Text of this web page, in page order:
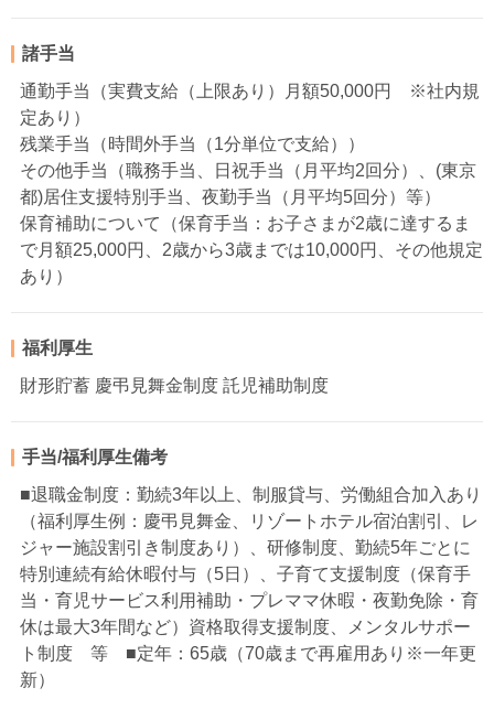
諸手当
通勤手当（実費支給（上限あり）月額50,000円 ※社内規
定あり）
残業手当（時間外手当（1分単位で支給））
その他手当（職務手当、日祝手当（月平均2回分）、(東京
都)居住支援特別手当、夜勤手当（月平均5回分）等）
保育補助について（保育手当：お子さまが2歳に達するま
で月額25,000円、2歳から3歳までは10,000円、その他規定
あり）
福利厚生
財形貯蓄 慶弔見舞金制度 託児補助制度
手当/福利厚生備考
■退職金制度：勤続3年以上、制服貸与、労働組合加入あり
（福利厚生例：慶弔見舞金、リゾートホテル宿泊割引、レ
ジャー施設割引き制度あり）、研修制度、勤続5年ごとに
特別連続有給休暇付与（5日）、子育て支援制度（保育手
当・育児サービス利用補助・プレママ休暇・夜勤免除・育
休は最大3年間など）資格取得支援制度、メンタルサポー
ト制度 等 ■定年：65歳（70歳まで再雇用あり※一年更
新）